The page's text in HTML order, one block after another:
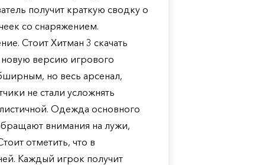
получит краткую сводку о
со снаряжением.
Стоит Хитман 3 скачать
версию игрового
но весь арсенал,
не стали усложнять
Одежда основного
внимания на лужи,
отметить, что в
Каждый игрок получит